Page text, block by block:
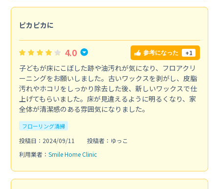
ピカピカに
4.0 参考になった +1
子どもが床にこぼした跡や油汚れが気になり、フロアクリ
ーニングをお願いしました。古いワックスを剥がし、皮脂
汚れやホコリをしっかり除去した後、新しいワックスで仕
上げてもらいました。床が見違えるように明るくなり、家
全体が清潔感のある雰囲気になりました。
フローリング清掃
投稿日：2024/09/11
投稿者：ゆっこ
利用業者： Smile Home Clinic